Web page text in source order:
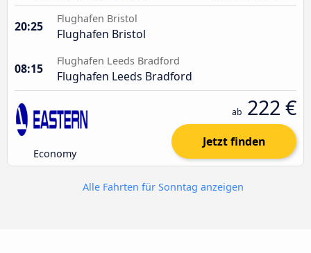
20:25
Flughafen Bristol
Flughafen Bristol
08:15
Flughafen Leeds Bradford
Flughafen Leeds Bradford
Economy
ab 222 €
Jetzt finden
Alle Fahrten für Sonntag anzeigen